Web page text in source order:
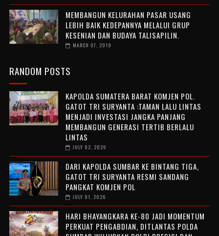
MEMBANGUN KELURAHAN PASAR USANG
LEBIH BAIK KEDEPANNYA MELALUI GRUP
KESENIAN DAN BUDAYA TALISAPILIN.
MARCH 07, 2019
RANDOM POSTS
KAPOLDA SUMATERA BARAT KOMJEN POL.
GATOT TRI SURYANTA :TAMAN LALU LINTAS
MENJADI INVESTASI JANGKA PANJANG
MEMBANGUN GENERASI TERTIB BERLALU
LINTAS
JULY 02, 2026
DARI KAPOLDA SUMBAR KE BINTANG TIGA,
GATOT TRI SURYANTA RESMI SANDANG
PANGKAT KOMJEN POL
JULY 01, 2026
HARI BHAYANGKARA KE-80 JADI MOMENTUM
PERKUAT PENGABDIAN, DITLANTAS POLDA